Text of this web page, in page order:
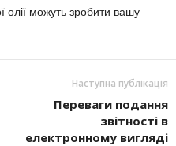
олії можуть зробити вашу
Наступна публікація
Переваги подання
звітності в
електронному вигляді